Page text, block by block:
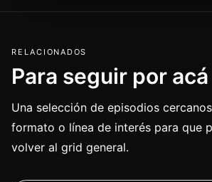
RELACIONADOS
Para seguir por acá
Una selección de episodios
formato o línea de interés para que
volver al grid general.